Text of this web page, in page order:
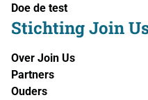
Doe de test
Stichting Join
Over Join Us
Partners
Ouders